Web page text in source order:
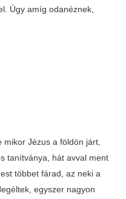
Úgy amíg odanéznek,
Jézus a földön járt,
tanítványa, hát avval ment
többet fárad, az neki a
egyszer nagyon